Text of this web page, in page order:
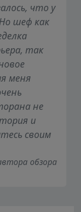
что у
шеф как
так
меня
не
и
своим
обзора